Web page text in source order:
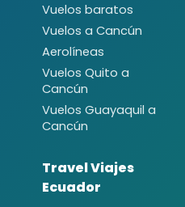
Vuelos baratos
Vuelos a Cancún
Aerolíneas
Vuelos Quito a
Cancún
Vuelos Guayaquil a
Cancún
Travel Viajes
Ecuador